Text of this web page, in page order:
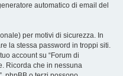
automatico di email del
per motivi di sicurezza. In
la stessa password in troppi siti.
account su “Forum di
Ricorda che in nessuna